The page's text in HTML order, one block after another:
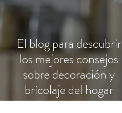
El blog para descubrir
los mejores consejos
sobre decoración y
bricolaje del hogar